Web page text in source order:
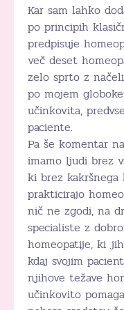
Kar sam lahko
po principih
predpisuje
več deset
zelo sprto z
po mojem
učinkovita,
paciente.
Pa še komentar
imamo ljudi brez
ki brez
prakticirajo
nič ne zgodi, na
specialiste z
homeopatije, ki
kdaj svojim
njihove težave
učinkovito